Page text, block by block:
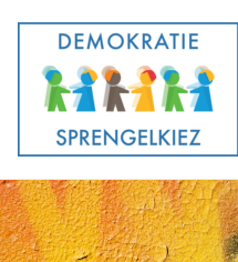
springen